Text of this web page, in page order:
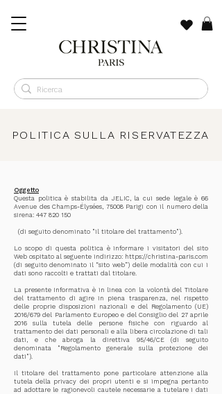
POLITICA SULLA RISERVATEZZA
Oggetto
Questa politica è stabilita da JELIC, la cui sede legale è 66
Avenue des Champs-Élysées, 75008 Parigi con il numero della
sirena: 447 820 150
(di seguito denominato "il titolare del trattamento").
Lo scopo di questa politica è informare i visitatori del sito
Web ospitato al seguente indirizzo: https://christina-paris.com
(di seguito denominato il “sito web”) delle modalità con cui i
dati sono raccolti e trattati dal titolare.
La presente Informativa è in linea con la volontà del Titolare
del trattamento di agire in piena trasparenza, nel rispetto
delle proprie disposizioni nazionali e del Regolamento (UE)
2016/679 del Parlamento Europeo e del Consiglio del 27 aprile
2016 sulla tutela delle persone fisiche con riguardo al
trattamento dei dati personali e alla libera circolazione di tali
dati, e che abroga la direttiva 95/46/CE (di seguito
denominata "Regolamento generale sulla protezione dei
dati").
Il titolare del trattamento pone particolare attenzione alla
tutela della privacy dei propri utenti e si impegna pertanto
ad adottare le ragionevoli cautele necessarie a tutelare i dati